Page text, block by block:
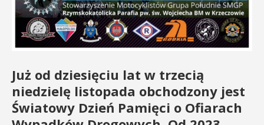
Już od dziesięciu lat w trzecią
niedzielę listopada obchodzony jest
Światowy Dzień Pamięci o Ofiarach